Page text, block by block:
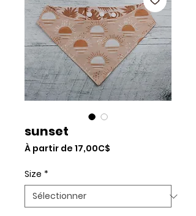
sunset
À partir de 17,00C$
Size *